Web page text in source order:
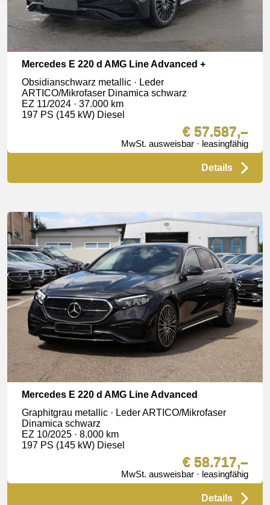
Mercedes E 220 d AMG Line Advanced +
Obsidianschwarz metallic · Leder
ARTICO/Mikrofaser Dinamica schwarz
EZ 11/2024 · 37.000 km
197 PS (145 kW) Diesel
€ 57.587,–
MwSt. ausweisbar · leasingfähig
Details
Mercedes E 220 d AMG Line Advanced
Graphitgrau metallic · Leder ARTICO/Mikrofaser
Dinamica schwarz
EZ 10/2025 · 8.000 km
197 PS (145 kW) Diesel
€ 58.717,–
MwSt. ausweisbar · leasingfähig
Details